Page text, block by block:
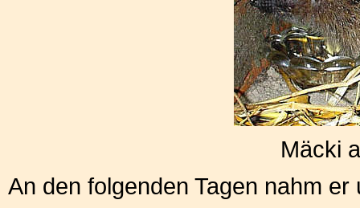
Mäcki
An den folgenden Tagen nahm